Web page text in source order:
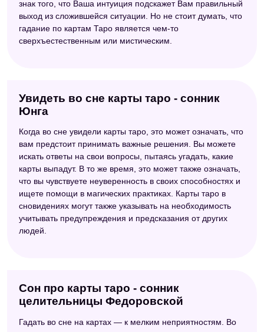
знак того, что Ваша интуиция подскажет Вам правильный
выход из сложившейся ситуации. Но не стоит думать, что
гадание по картам Таро является чем-то
сверхъестественным или мистическим.
Увидеть во сне карты таро - сонник
Юнга
Когда во сне увидели карты таро, это может означать, что
вам предстоит принимать важные решения. Вы можете
искать ответы на свои вопросы, пытаясь угадать, какие
карты выпадут. В то же время, это может также означать,
что вы чувствуете неуверенность в своих способностях и
ищете помощи в магических практиках. Карты таро в
сновидениях могут также указывать на необходимость
учитывать предупреждения и предсказания от других
людей.
Сон про карты таро - сонник
целительницы Федоровской
Гадать во сне на картах — к мелким неприятностям. Во